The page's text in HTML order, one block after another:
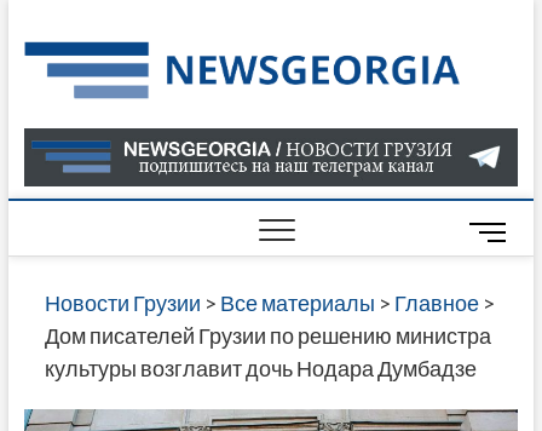
to
content
О
В
ГРУЗИИ
САЙТЕ
M
e
n
u
t
Новости Грузии > Все материалы > Главное>
Дом писателей Грузии по решению министра
культуры возглавит дочь Нодара Думбадзе